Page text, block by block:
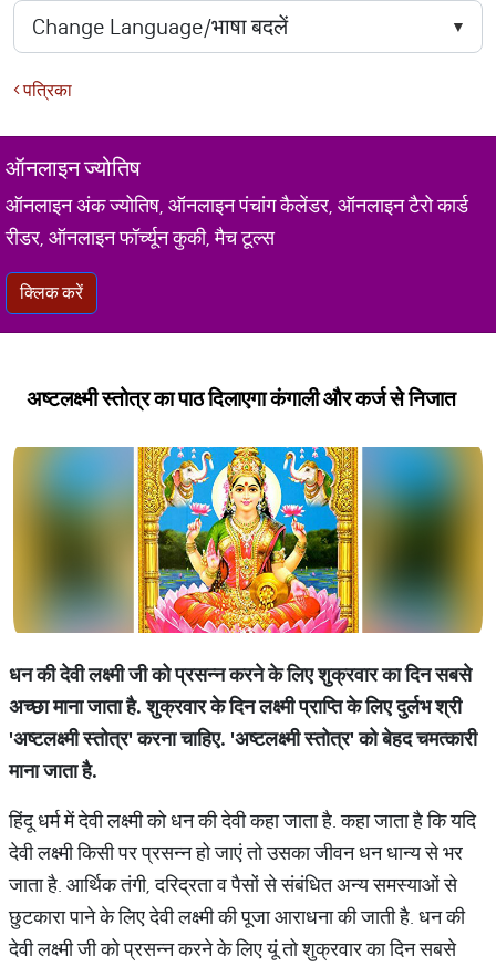
पत्रिका
ऑनलाइन ज्योतिष
ऑनलाइन अंक ज्योतिष, ऑनलाइन पंचांग कैलेंडर, ऑनलाइन टैरो कार्ड
रीडर, ऑनलाइन फॉर्च्यून कुकी, मैच टूल्स
क्लिक करें
अष्टलक्ष्मी स्तोत्र का पाठ दिलाएगा कंगाली और कर्ज से निजात
धनकीदेवीलक्ष्मीजीकोप्रसन्नकरनेकेलिएशुक्रवारकादिनसबसे
अच्छामानाजाताहै.शुक्रवारकेदिनलक्ष्मीप्राप्तिकेलिएदुर्लभश्री
'अष्टलक्ष्मीस्तोत्र'करनाचाहिए. 'अष्टलक्ष्मीस्तोत्र'कोबेहदचमत्कारी
मानाजाताहै.
हिंदू धर्म में देवी लक्ष्मी को धन की देवी कहा जाता है. कहा जाता है कि यदि
देवी लक्ष्मी किसी पर प्रसन्न हो जाएं तो उसका जीवन धन धान्य से भर
जाता है. आर्थिक तंगी, दरिद्रता व पैसों से संबंधित अन्य समस्याओं से
छुटकारा पाने के लिए देवी लक्ष्मी की पूजा आराधना की जाती है. धन की
देवी लक्ष्मी जी को प्रसन्न करने के लिए यूं तो शुक्रवार का दिन सबसे